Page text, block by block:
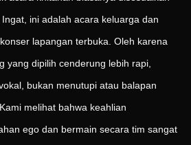
ini adalah acara keluarga dan
lapangan terbuka. Oleh karena
yang dipilih cenderung lebih rapi,
bukan menutupi atau balapan
melihat bahwa keahlian
ego dan bermain secara tim sangat